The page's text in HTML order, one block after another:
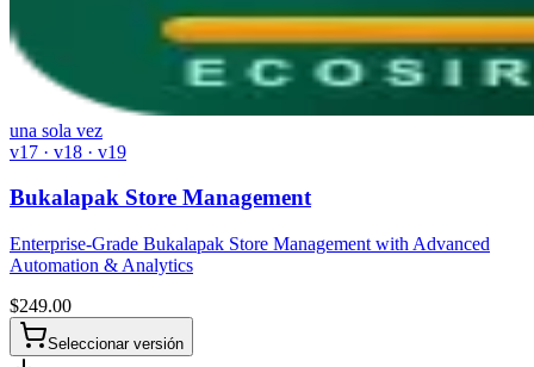
una sola vez
v17 · v18 · v19
Bukalapak Store Management
Enterprise-Grade Bukalapak Store Management with Advanced
Automation & Analytics
$249.00
Seleccionar versión